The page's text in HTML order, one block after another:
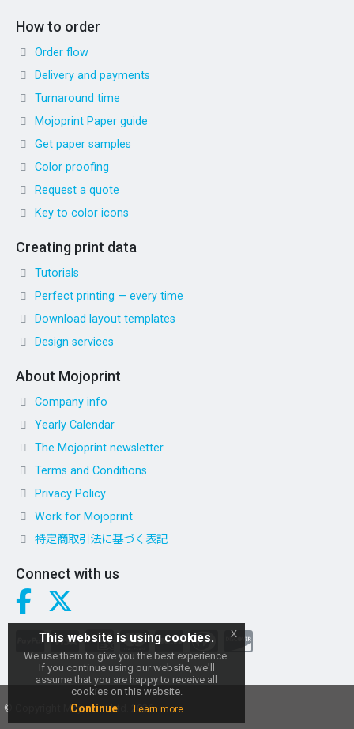
How to order
Order flow
Delivery and payments
Turnaround time
Mojoprint Paper guide
Get paper samples
Color proofing
Request a quote
Key to color icons
Creating print data
Tutorials
Perfect printing — every time
Download layout templates
Design services
About Mojoprint
Company info
Yearly Calendar
The Mojoprint newsletter
Terms and Conditions
Privacy Policy
Work for Mojoprint
特定商取引法に基づく表記
Connect with us
© Copyright Mojoprint Ltd. 2026
This website is using cookies.
We use them to give you the best experience.
If you continue using our website, we'll
assume that you are happy to receive all
cookies on this website.
Continue Learn more
x